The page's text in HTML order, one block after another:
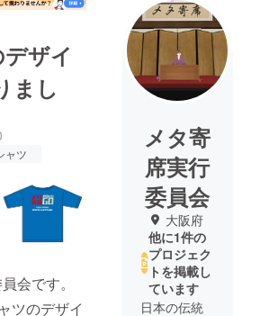
ザイ
まし
ャツ
会です。
ツのデザイ
メタ寄
席実行
委員会
大阪府
他に1件の
プロジェク
トを掲載し
ています
日本の伝統